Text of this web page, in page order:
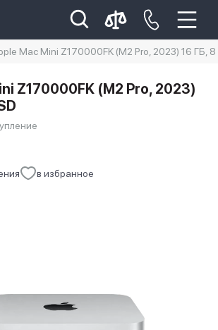
айфон 14
Mac Mini Z170000FK (M2 Pro, 2023) 16 ГБ,
в избранное
Z170000FK (M2 Pro, 2023)